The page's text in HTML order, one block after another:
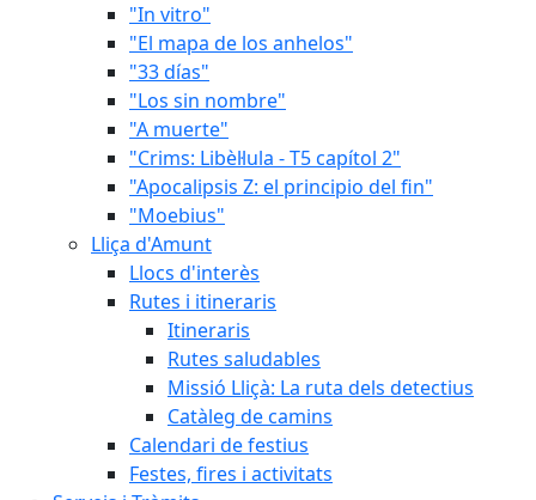
"In vitro"
"El mapa de los anhelos"
"33 días"
"Los sin nombre"
"A muerte"
"Crims: Libèl·lula - T5 capítol 2"
"Apocalipsis Z: el principio del fin"
"Moebius"
Lliça d'Amunt
Llocs d'interès
Rutes i itineraris
Itineraris
Rutes saludables
Missió Lliçà: La ruta dels detectius
Catàleg de camins
Calendari de festius
Festes, fires i activitats